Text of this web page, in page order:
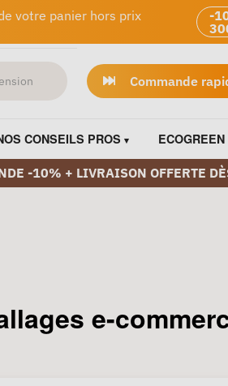
votre panier hors prix
-
Commande
CONSEILS PROS ECOGREEN
-10% + LIVRAISON OFFERTE
e-